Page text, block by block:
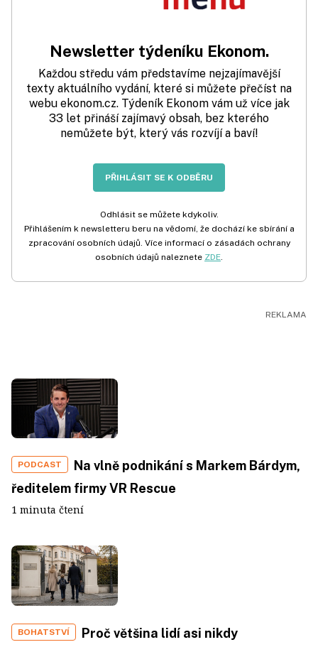
Newsletter týdeníku Ekonom.
Každou středu vám představíme nejzajímavější
texty aktuálního vydání, které si můžete přečíst na
webu ekonom.cz. Týdeník Ekonom vám už více jak
33 let přináší zajímavý obsah, bez kterého
nemůžete být, který vás rozvíjí a baví!
PŘIHLÁSIT SE K ODBĚRU
Odhlásit se můžete kdykoliv.
Přihlášením k newsletteru beru na vědomí, že dochází ke sbírání a
zpracování osobních údajů. Více informací o zásadách ochrany
osobních údajů naleznete ZDE.
PODCAST
Na vlně podnikání s Markem Bárdym,
ředitelem firmy VR Rescue
1 minuta čtení
BOHATSTVÍ
Proč většina lidí asi nikdy